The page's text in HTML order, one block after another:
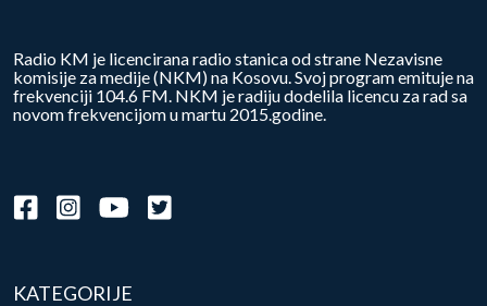
Radio KM je licencirana radio stanica od strane Nezavisne
komisije za medije (NKM) na Kosovu. Svoj program emituje na
frekvenciji 104.6 FM. NKM je radiju dodelila licencu za rad sa
novom frekvencijom u martu 2015.godine.
KATEGORIJE